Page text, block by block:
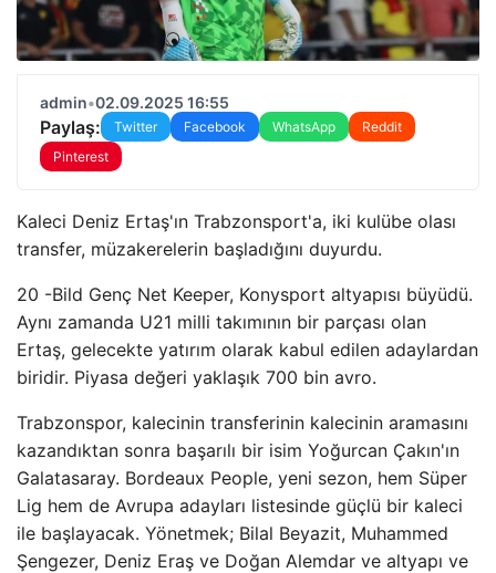
admin•02.09.2025 16:55
Paylaş: Twitter Facebook WhatsApp
Reddit
Pinterest
Kaleci Deniz Ertaş'ın Trabzonsport'a, iki kulübe olası
transfer, müzakerelerin başladığını duyurdu.
20 -Bild Genç Net Keeper, Konysport altyapısı büyüdü.
Aynı zamanda U21 milli takımının bir parçası olan
Ertaş, gelecekte yatırım olarak kabul edilen adaylardan
biridir. Piyasa değeri yaklaşık 700 bin avro.
Trabzonspor, kalecinin transferinin kalecinin aramasını
kazandıktan sonra başarılı bir isim Yoğurcan Çakın'ın
Galatasaray. Bordeaux People, yeni sezon, hem Süper
Lig hem de Avrupa adayları listesinde güçlü bir kaleci
ile başlayacak. Yönetmek; Bilal Beyazit, Muhammed
Şengezer, Deniz Eraş ve Doğan Alemdar ve altyapı ve